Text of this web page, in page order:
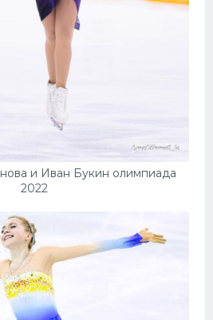
и Иван Букин олимпиада
2022